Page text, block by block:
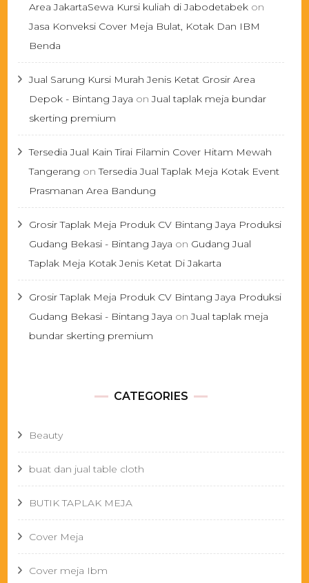
Area JakartaSewa Kursi kuliah di Jabodetabek on
Jasa Konveksi Cover Meja Bulat, Kotak Dan IBM
Benda
Jual Sarung Kursi Murah Jenis Ketat Grosir Area
Depok - Bintang Jaya onJual taplak meja bundar
skerting premium
Tersedia Jual Kain Tirai Filamin Cover Hitam Mewah
Tangerang onTersedia Jual Taplak Meja Kotak Event
Prasmanan Area Bandung
Grosir Taplak Meja Produk CV Bintang Jaya Produksi
Gudang Bekasi - Bintang Jaya on Gudang Jual
Taplak Meja Kotak Jenis Ketat Di Jakarta
Grosir Taplak Meja Produk CV Bintang Jaya Produksi
Gudang Bekasi - Bintang Jaya onJual taplak meja
bundar skerting premium
CATEGORIES
Beauty
buat dan jual table cloth
BUTIK TAPLAK MEJA
Cover Meja
Cover meja Ibm